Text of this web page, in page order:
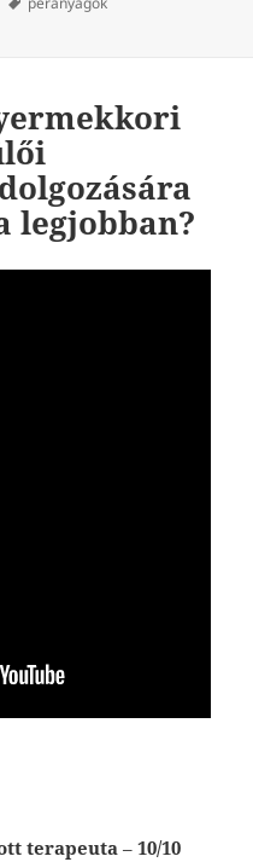
az ellennevelésről és az apáról
legjobban?
terapeuta –10/10